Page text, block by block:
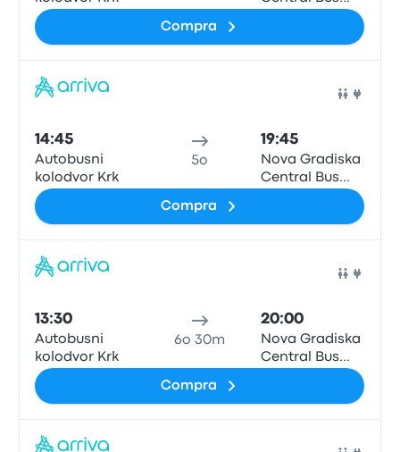
Compra
14:45
Autobusni
kolodvor Krk
5o
19:45
Nova Gradiska
Central Bus
Compra
13:30
Autobusni
kolodvor Krk
6o 30m
20:00
Nova Gradiska
Central Bus
Compra